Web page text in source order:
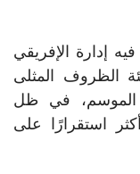
إدارة الإفريقي
الظروف المثلى
الموسم، في ظل
استقرارًا على